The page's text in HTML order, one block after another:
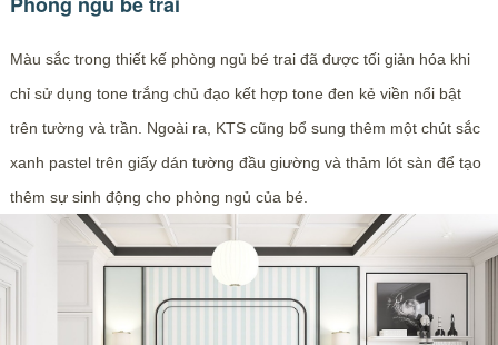
Màu sắc trong thiết kế phòng ngủ bé trai đã được tối giản hóa khi
chỉ sử dụng tone trắng chủ đạo kết hợp tone đen kẻ viền nổi bật
trên tường và trần. Ngoài ra, KTS cũng bổ sung thêm một chút sắc
xanh pastel trên giấy dán tường đầu giường và thảm lót sàn để tạo
thêm sự sinh động cho phòng ngủ của bé.